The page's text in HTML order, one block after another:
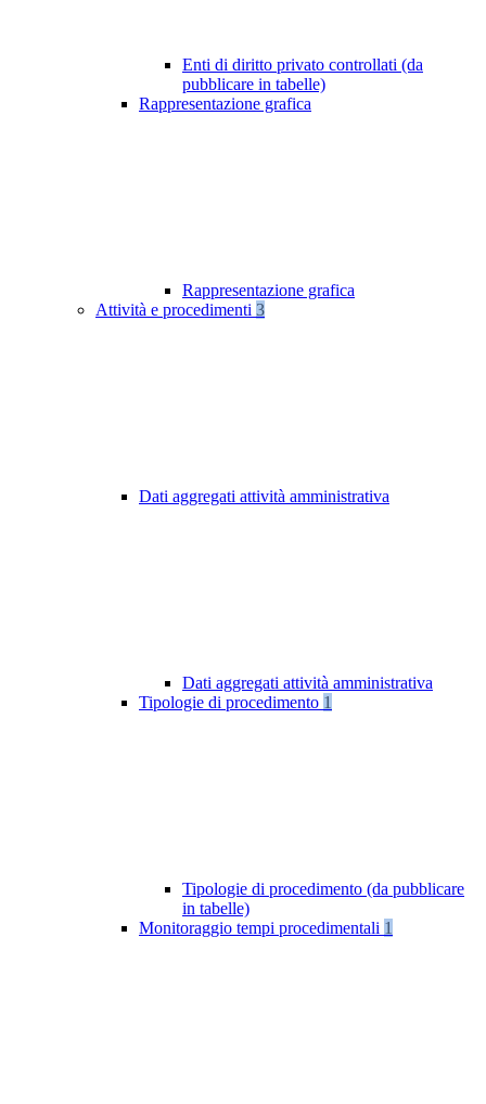
Enti di diritto privato controllati (da
pubblicare in tabelle)
Rappresentazione grafica
Rappresentazione grafica
Attività e procedimenti 3
Dati aggregati attività amministrativa
Dati aggregati attività amministrativa
Tipologie di procedimento 1
Tipologie di procedimento (da pubblicare
in tabelle)
Monitoraggio tempi procedimentali 1